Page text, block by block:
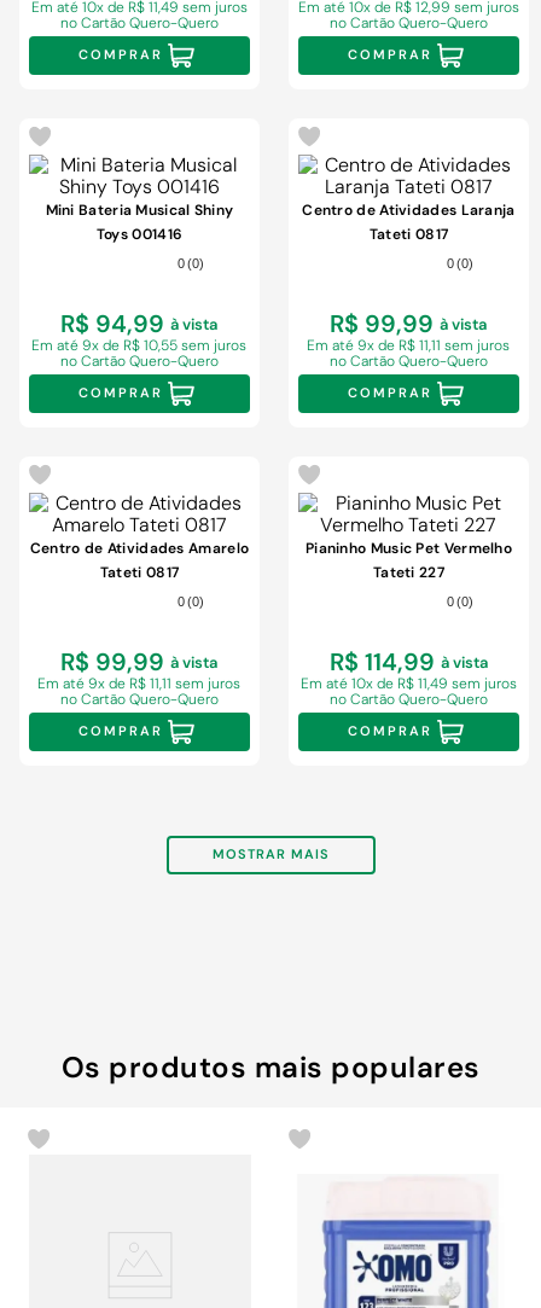
Em até 10x de R$ 11,49 sem juros
no Cartão Quero-Quero
COMPRAR
Em até 10x de R$ 12,99 sem juros
no Cartão Quero-Quero
COMPRAR
Mini Bateria Musical Shiny
Toys 001416
0 (0)
R$ 94,99 à vista
Ematé 9x de R$ 10,55 sem juros
no Cartão Quero-Quero
COMPRAR
Centro de Atividades Laranja
Tateti 0817
0 (0)
R$ 99,99 à vista
Ematé 9x de R$ 11,11 sem juros
no Cartão Quero-Quero
COMPRAR
Centro de Atividades Amarelo
Tateti 0817
0 (0)
R$ 99,99 à vista
Ematé 9x de R$ 11,11 sem juros
no Cartão Quero-Quero
COMPRAR
Pianinho Music Pet Vermelho
Tateti 227
0 (0)
R$ 114,99 à vista
Em até 10x de R$ 11,49 sem juros
no Cartão Quero-Quero
COMPRAR
MOSTRAR MAIS
Os produtos mais populares